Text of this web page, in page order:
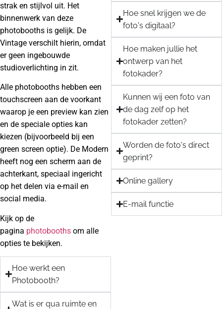
strak en stijlvol uit. Het
binnenwerk van deze
photobooths is gelijk. De
Vintage verschilt hierin, omdat
er geen ingebouwde
studioverlichting in zit.
Alle photobooths hebben een
touchscreen aan de voorkant
waarop je een preview kan zien
en de speciale opties kan
kiezen (bijvoorbeeld bij een
green screen optie). De Modern
heeft nog een scherm aan de
achterkant, speciaal ingericht
op het delen via e-mail en
social media.
Kijk op de
pagina photobooths om alle
opties te bekijken.
Hoe werkt een
Photobooth?
Wat is er qua ruimte en
Hoe snel krijgen we de
foto's digitaal?
Hoe maken jullie het
ontwerp van het
fotokader?
Kunnen wij een foto van
de dag zelf op het
fotokader zetten?
Worden de foto's direct
geprint?
Online gallery
E-mail functie